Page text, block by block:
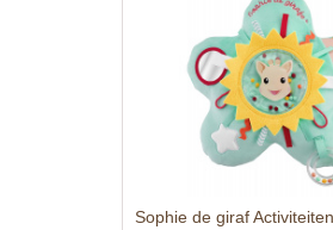
Sophie de giraf